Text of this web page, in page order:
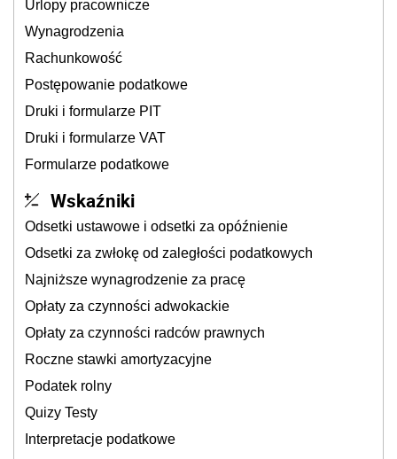
Urlopy pracownicze
Wynagrodzenia
Rachunkowość
Postępowanie podatkowe
Druki i formularze PIT
Druki i formularze VAT
Formularze podatkowe
Wskaźniki
Odsetki ustawowe i odsetki za opóźnienie
Odsetki za zwłokę od zaległości podatkowych
Najniższe wynagrodzenie za pracę
Opłaty za czynności adwokackie
Opłaty za czynności radców prawnych
Roczne stawki amortyzacyjne
Podatek rolny
Quizy Testy
Interpretacje podatkowe